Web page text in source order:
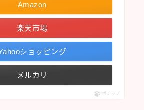
Amazon
楽天市場
ショッピング
メルカリ
ポチップ